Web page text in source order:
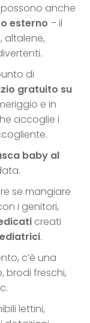
anche
esterno – il
altalene,
di
gratuito su
e in
accoglie i
baby al
se mangiare
i genitori,
creati
.
c’è una
brodi freschi,
lettini,